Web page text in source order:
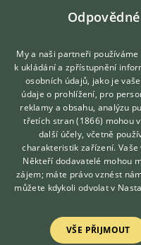
Možnosti
My a naši partneři
k ukládání a zpřístupnění
osobních údajů, jako je
údaje o prohlížení, pro
reklamy a obsahu, analýzu
třetích stran (1866) mohou
další účely, včetně
charakteristik zařízení.
Někteří dodavatelé mohou
zájem; máte právo vznést
můžete kdykoli odvolat v
VŠE PŘIJMOUT